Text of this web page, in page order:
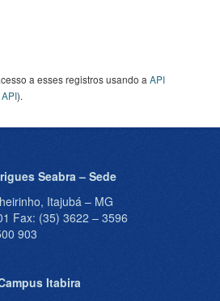
a esses registros usando a API
).
Seabra – Sede
Itajubá – MG
Fax: (35) 3622 – 3596
903
Itabira